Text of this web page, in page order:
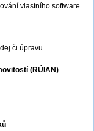
vlastního software.
či úpravu
(RÚIAN)